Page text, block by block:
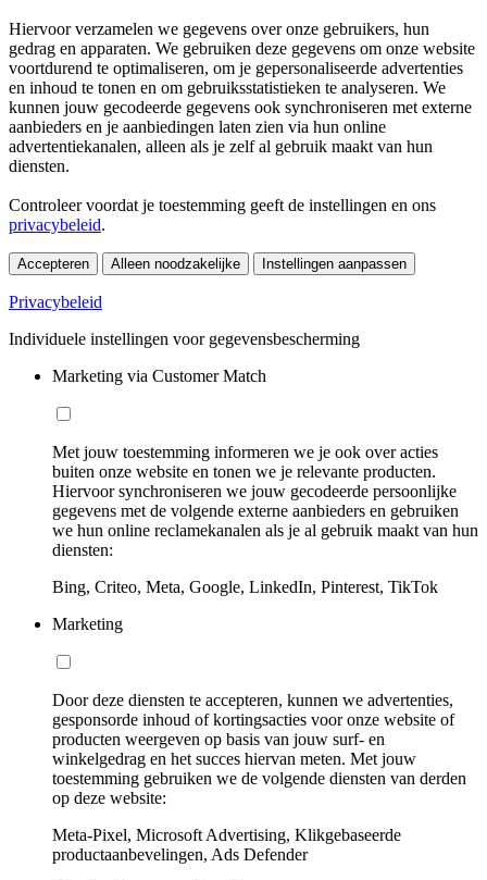
Hiervoor verzamelen we gegevens over onze gebruikers, hun
gedrag en apparaten. We gebruiken deze gegevens om onze website
voortdurend te optimaliseren, om je gepersonaliseerde advertenties
en inhoud te tonen en om gebruiksstatistieken te analyseren. We
kunnen jouw gecodeerde gegevens ook synchroniseren met externe
aanbieders en je aanbiedingen laten zien via hun online
advertentiekanalen, alleen als je zelf al gebruik maakt van hun
diensten.
Controleer voordat je toestemming geeft de instellingen en ons
privacybeleid.
Accepteren Alleen noodzakelijke Instellingen aanpassen
Privacybeleid
Individuele instellingen voor gegevensbescherming
Marketing via Customer Match
Met jouw toestemming informeren we je ook over acties
buiten onze website en tonen we je relevante producten.
Hiervoor synchroniseren we jouw gecodeerde persoonlijke
gegevens met de volgende externe aanbieders en gebruiken
we hun online reclamekanalen als je al gebruik maakt van hun
diensten:
Bing, Criteo, Meta, Google, LinkedIn, Pinterest, TikTok
Marketing
Door deze diensten te accepteren, kunnen we advertenties,
gesponsorde inhoud of kortingsacties voor onze website of
producten weergeven op basis van jouw surf- en
winkelgedrag en het succes hiervan meten. Met jouw
toestemming gebruiken we de volgende diensten van derden
op deze website:
Meta-Pixel, Microsoft Advertising, Klikgebaseerde
productaanbevelingen, Ads Defender